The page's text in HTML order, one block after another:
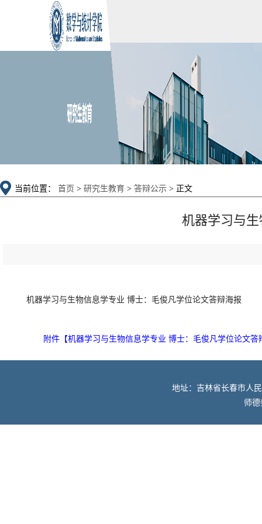
当前位置： 首页 > 研究生教育 > 答辩公示 > 正文
机器学习与
机器学习与生物信息学专业 博士：毛俊凡学位论文答辩海报
附件【机器学习与生物信息学专业 博士：毛俊凡学位论文答
地址：吉林省长春市人
师德